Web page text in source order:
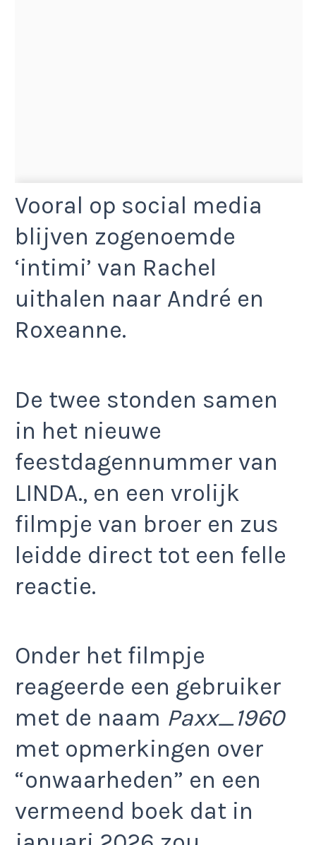
Vooral op social media
blijven zogenoemde
‘intimi’ van Rachel
uithalen naar André en
Roxeanne.
De twee stonden samen
in het nieuwe
feestdagennummer van
LINDA., en een vrolijk
filmpje van broer en zus
leidde direct tot een felle
reactie.
Onder het filmpje
reageerde een gebruiker
met de naam Paxx_1960
met opmerkingen over
“onwaarheden” en een
vermeend boek dat in